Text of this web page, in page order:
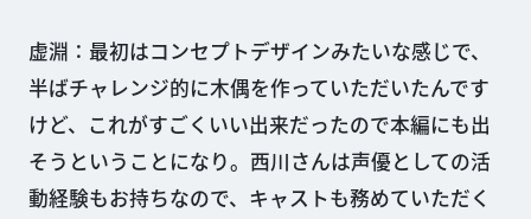
虚淵：最初はコンセプトデザインみたいな感じで、
半ばチャレンジ的に木偶を作っていただいたんです
けど、これがすごくいい出来だったので本編にも出
そうということになり。西川さんは声優としての活
動経験もお持ちなので、キャストも務めていただく